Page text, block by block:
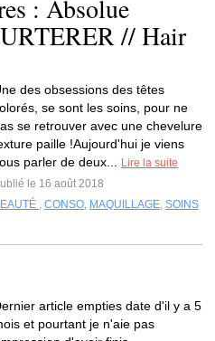
: Absolue
// Hair
des obsessions des têtes
se sont les soins, pour ne
se retrouver avec une chevelure
paille !Aujourd'hui je viens
parler de deux...
Lire la suite
le 16 août 2018
, CONSO, MAQUILLAGE, SOINS
article empties date d'il y a 5
et pourtant je n'aie pas